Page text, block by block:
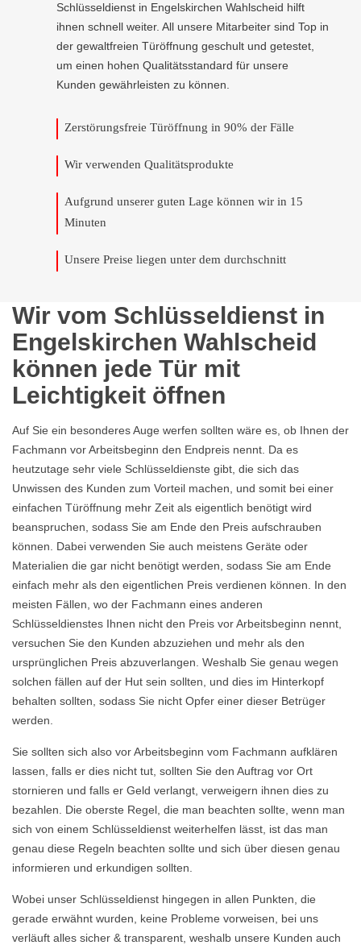
Schlüsseldienst in Engelskirchen Wahlscheid hilft
ihnen schnell weiter. All unsere Mitarbeiter sind Top in
der gewaltfreien Türöffnung geschult und getestet,
um einen hohen Qualitätsstandard für unsere
Kunden gewährleisten zu können.
Zerstörungsfreie Türöffnung in 90% der Fälle
Wir verwenden Qualitätsprodukte
Aufgrund unserer guten Lage können wir in 15
Minuten
Unsere Preise liegen unter dem durchschnitt
Wir vom Schlüsseldienst in
Engelskirchen Wahlscheid
können jede Tür mit
Leichtigkeit öffnen
Auf Sie ein besonderes Auge werfen sollten wäre es, ob Ihnen der
Fachmann vor Arbeitsbeginn den Endpreis nennt. Da es
heutzutage sehr viele Schlüsseldienste gibt, die sich das
Unwissen des Kunden zum Vorteil machen, und somit bei einer
einfachen Türöffnung mehr Zeit als eigentlich benötigt wird
beanspruchen, sodass Sie am Ende den Preis aufschrauben
können. Dabei verwenden Sie auch meistens Geräte oder
Materialien die gar nicht benötigt werden, sodass Sie am Ende
einfach mehr als den eigentlichen Preis verdienen können. In den
meisten Fällen, wo der Fachmann eines anderen
Schlüsseldienstes Ihnen nicht den Preis vor Arbeitsbeginn nennt,
versuchen Sie den Kunden abzuziehen und mehr als den
ursprünglichen Preis abzuverlangen. Weshalb Sie genau wegen
solchen fällen auf der Hut sein sollten, und dies im Hinterkopf
behalten sollten, sodass Sie nicht Opfer einer dieser Betrüger
werden.
Sie sollten sich also vor Arbeitsbeginn vom Fachmann aufklären
lassen, falls er dies nicht tut, sollten Sie den Auftrag vor Ort
stornieren und falls er Geld verlangt, verweigern ihnen dies zu
bezahlen. Die oberste Regel, die man beachten sollte, wenn man
sich von einem Schlüsseldienst weiterhelfen lässt, ist das man
genau diese Regeln beachten sollte und sich über diesen genau
informieren und erkundigen sollten.
Wobei unser Schlüsseldienst hingegen in allen Punkten, die
gerade erwähnt wurden, keine Probleme vorweisen, bei uns
verläuft alles sicher & transparent, weshalb unsere Kunden auch